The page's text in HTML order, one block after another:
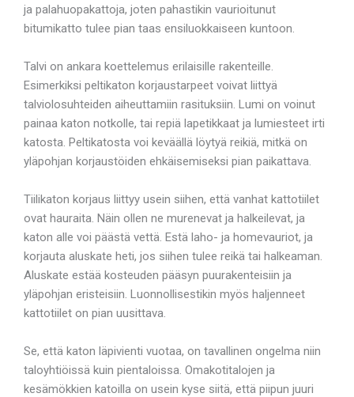
ja palahuopakattoja, joten pahastikin vaurioitunut
bitumikatto tulee pian taas ensiluokkaiseen kuntoon.
Talvi on ankara koettelemus erilaisille rakenteille.
Esimerkiksi peltikaton korjaustarpeet voivat liittyä
talviolosuhteiden aiheuttamiin rasituksiin. Lumi on voinut
painaa katon notkolle, tai repiä lapetikkaat ja lumiesteet irti
katosta. Peltikatosta voi keväällä löytyä reikiä, mitkä on
yläpohjan korjaustöiden ehkäisemiseksi pian paikattava.
Tiilikaton korjaus liittyy usein siihen, että vanhat kattotiilet
ovat hauraita. Näin ollen ne murenevat ja halkeilevat, ja
katon alle voi päästä vettä. Estä laho- ja homevauriot, ja
korjauta aluskate heti, jos siihen tulee reikä tai halkeaman.
Aluskate estää kosteuden pääsyn puurakenteisiin ja
yläpohjan eristeisiin. Luonnollisestikin myös haljenneet
kattotiilet on pian uusittava.
Se, että katon läpivienti vuotaa, on tavallinen ongelma niin
taloyhtiöissä kuin pientaloissa. Omakotitalojen ja
kesämökkien katoilla on usein kyse siitä, että piipun juuri